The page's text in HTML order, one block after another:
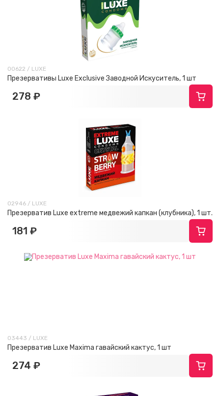
00622 / LUXE
Презервативы Luxe Exclusive Заводной Искуситель, 1 шт
278 ₽
02946 / LUXE
Презерватив Luxe extreme медвежий капкан (клубника), 1 шт.
181 ₽
03443 / LUXE
Презерватив Luxe Maxima гавайский кактус, 1 шт
274 ₽